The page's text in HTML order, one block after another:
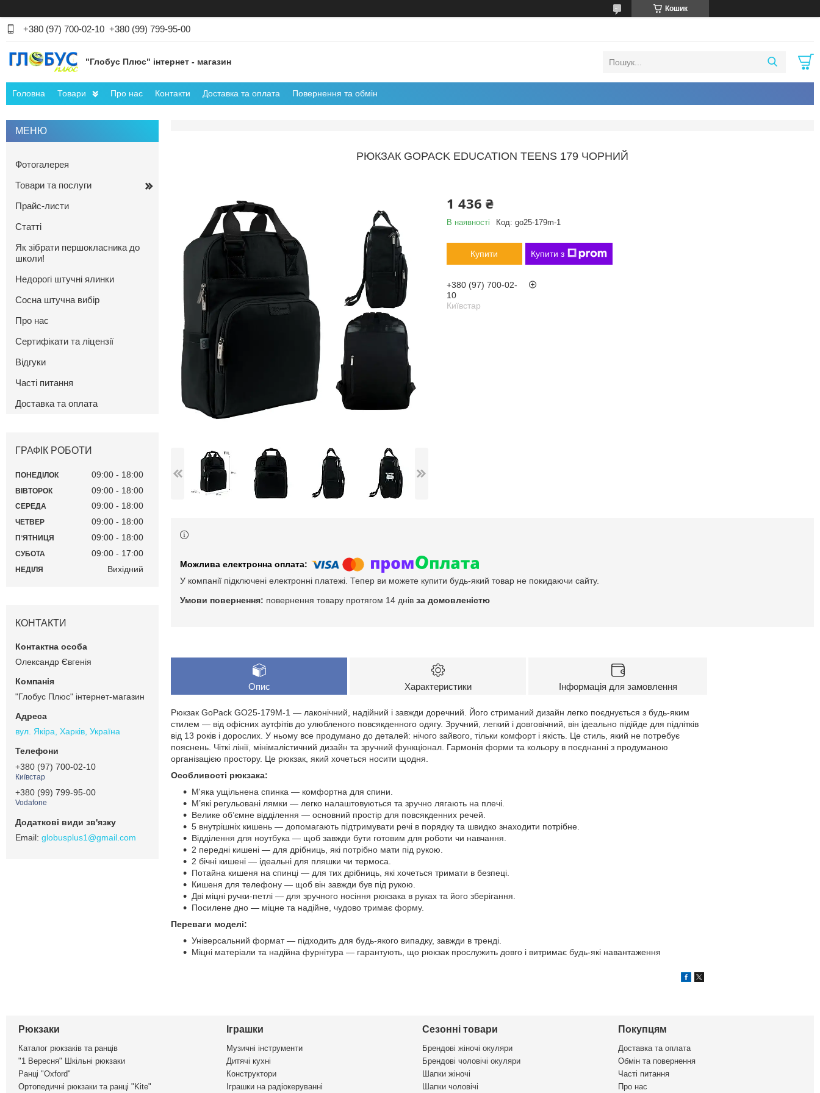
Кошик
+380 (97) 700-02-10 +380 (99) 799-95-00
"Глобус Плюс" інтернет - магазин
Головна Товари Про нас Контакти Доставка та оплата Повернення та обмін
РЮКЗАК GOPACK EDUCATION TEENS 179 ЧОРНИЙ
1 436 ₴
В наявності Код: go25-179m-1
Купити Купити з
+380 (97) 700-02-
10
Київстар
У компанії підключені електронні платежі. Тепер ви можете купити будь-який товар не покидаючи сайту.
повернення товару протягом 14 днів за домовленістю
Опис Характеристики Інформація для замовлення
Рюкзак GoPack GO25-179M-1 — лаконічний, надійний і завжди доречний. Його стриманий дизайн легко поєднується з будь-яким
стилем — від офісних аутфітів до улюбленого повсякденного одягу. Зручний, легкий і довговічний, він ідеально підійде для підлітків
від 13 років і дорослих. У ньому все продумано до деталей: нічого зайвого, тільки комфорт і якість. Це стиль, який не потребує
пояснень. Чіткі лінії, мінімалістичний дизайн та зручний функціонал. Гармонія форми та кольору в поєднанні з продуманою
організацією простору. Це рюкзак, який хочеться носити щодня.
Особливості рюкзака:
М'яка ущільнена спинка — комфортна для спини.
М’які регульовані лямки — легко налаштовуються та зручно лягають на плечі.
Велике об’ємне відділення — основний простір для повсякденних речей.
5 внутрішніх кишень — допомагають підтримувати речі в порядку та швидко знаходити потрібне.
Відділення для ноутбука — щоб завжди бути готовим для роботи чи навчання.
2 передні кишені — для дрібниць, які потрібно мати під рукою.
2 бічні кишені — ідеальні для пляшки чи термоса.
Потайна кишеня на спинці — для тих дрібниць, які хочеться тримати в безпеці.
Кишеня для телефону — щоб він завжди був під рукою.
Дві міцні ручки-петлі — для зручного носіння рюкзака в руках та його зберігання.
Посилене дно — міцне та надійне, чудово тримає форму.
Переваги моделі:
Універсальний формат — підходить для будь-якого випадку, завжди в тренді.
Міцні матеріали та надійна фурнітура — гарантують, що рюкзак прослужить довго і витримає будь-які навантаження
Фотогалерея
Товари та послуги
Прайс-листи
Статті
Як зібрати першокласника до
школи!
Недорогі штучні ялинки
Сосна штучна вибір
Про нас
Сертифікати та ліцензії
Відгуки
Часті питання
Доставка та оплата
ГРАФІК РОБОТИ
ПОНЕДІЛОК 09:00 18:00
ВІВТОРОК 09:00 18:00
СЕРЕДА 09:00 18:00
ЧЕТВЕР 09:00 18:00
ПʼЯТНИЦЯ 09:00 18:00
СУБОТА 09:00 17:00
НЕДІЛЯ Вихідний
КОНТАКТИ
Олександр Євгенія
"Глобус Плюс" інтернет-магазин
вул. Якіра, Харків, Україна
+380 (97) 700-02-10
Київстар
+380 (99) 799-95-00
Vodafone
globusplus1@gmail.com
Рюкзаки
Каталог рюкзаків та ранців
"1 Вересня" Шкільні рюкзаки
Ранці "Oxford"
Ортопедичні рюкзаки та ранці "Kite"
Іграшки
Музичні інструменти
Дитячі кухні
Конструктори
Іграшки на радіокеруванні
Сезонні товари
Брендові жіночі окуляри
Брендові чоловічі окуляри
Шапки жіночі
Шапки чоловічі
Покупцям
Доставка та оплата
Обмін та повернення
Часті питання
Про нас